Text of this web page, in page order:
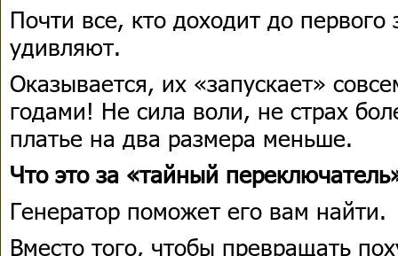
Почти все, кто доходит до
удивляют.
Оказывается, их «запускает»
годами! Не сила воли, не страх
платье на два размера меньше.
Что это за «тайный
Генератор поможет его вам найти.
Вместо того, чтобы превращать